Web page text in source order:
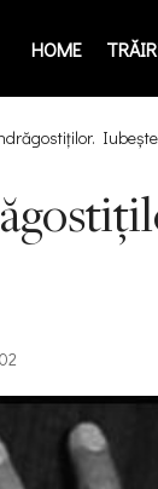
HOME